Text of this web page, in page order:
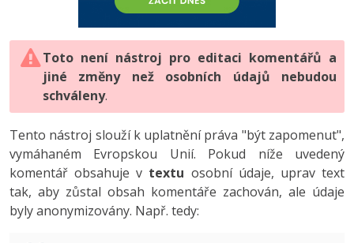
HTML5, CSS3, Bootstrap, SEO
SQL a databáze
Testování a verzování
UML a návrhové vzory
React
Spring
PHP
JavaScript
Python
HTML / CSS
UML a návrhové vzory
MySQL/MariaDB
Vývojář mobilních aplikací
C# Game developer
Tester
Systémový administrátor
-80%
JavaScript -80%
PHP -80%
Swift -80%
Kotlin -80%
Digitální gramotnost
Marketing
WordPress
SEO
UX
Business
-80%
Adobe Illustrator -80%
Adobe Lightroom
Adobe XD
Adobe InDesign -25%
Adobe After Effects
Toto není nástroj pro editaci komentářů a
jiné změny než osobních údajů nebudou
schváleny.
Tento nástroj slouží k uplatnění práva "být zapomenut",
vymáhaném Evropskou Unií. Pokud níže uvedený
komentář obsahuje v textu osobní údaje, uprav text
tak, aby zůstal obsah komentáře zachován, ale údaje
byly anonymizovány. Např. tedy: